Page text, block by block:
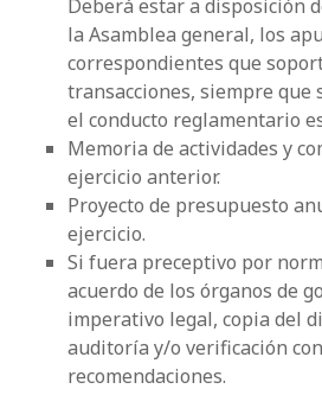
Deberá estar a disposición
la Asamblea general, los
correspondientes que
transacciones, siempre que
el conducto reglamentario
Memoria de actividades y
ejercicio anterior.
Proyecto de presupuesto
ejercicio.
Si fuera preceptivo por
acuerdo de los órganos de
imperativo legal, copia del
auditoría y/o verificación
recomendaciones.